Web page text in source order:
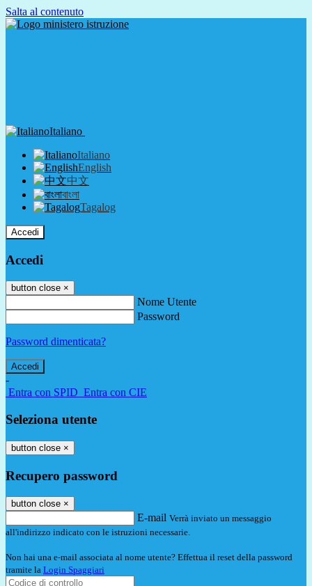
Salta al contenuto
Italiano
Italiano
English
中文
বাংলা
Tagalog
Accedi
Accedi
button close ×
Nome Utente
Password
Password dimenticata?
-
Entra con SPID Entra con CIE
Seleziona utente
button close ×
Recupero password
button close ×
E-mail Verrà inviato un messaggio
all'indirizzo indicato con le istruzioni necessarie.
Non hai una e-mail associata al nome utente? Effettua il reset della password
tramite la Login Spaggiari